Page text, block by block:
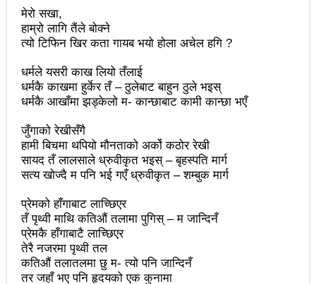
समाचार हटाउने अदालतको आदेश र पत्रकार पक्राउ पुर्जीबारे
काउन्सिल सुक्ष्म अध्ययनमा
बालबालिकाको शिक्षामा खर्च हुने
सचेतनामूलक र्‍याली
नवलपरासी काठमाडौँ सम्पर्क समन्वय समितिको अध्यक्षमा
विश्वकर्मा
राजावादीको आन्दोलनः आगलागीमा पत्रकारको मृत्यु
कर्फ्यु लागे पनि तीनकुने क्षेत्र अझै अशान्तः सडकमा सेना
परिचालन
मेरो सखा,
हाम्रो लागि तैंले बोक्ने
त्यो टिफिन खिर कता गायब भयो होला अचेल हगि ?
धर्मले यसरी काख लियो तँलाई
धर्मकै काखमा हुर्केर तँ – ठुलेबाट बाहुन ठुले भइस्
धर्मकै आखाँमा झड्केलो म- कान्छाबाट कामी कान्छा भएँ
जुँगाको रेखीसँगै
हामी बिचमा थपियो मौनताको अर्को कठोर रेखी
सायद तँ लालसाले ध्रुवीकृत भइस् – बृहस्पति मार्ग
सत्य खोज्दै म पनि भई गएँ ध्रुवीकृत – शम्बुक मार्ग
प्रेमको हाँगाबाट लाच्छिएर
तँ पृथ्वी माथि कतिऔं तलामा पुगिस् – म जान्दिनँ
प्रेमकै हाँगाबाटै लाच्छिएर
तेरै नजरमा पृथ्वी तल
कतिऔं तलातलमा छु म- त्यो पनि जान्दिनँ
तर जहाँ भए पनि हृदयको एक कुनामा